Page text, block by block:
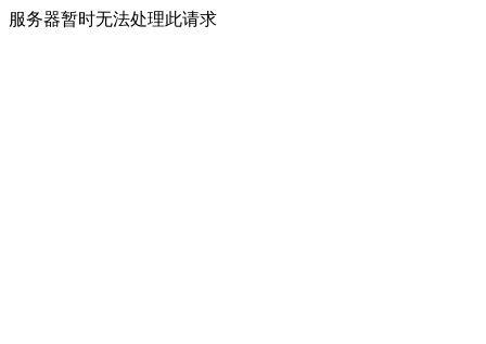
服务器暂时无法处理此请求